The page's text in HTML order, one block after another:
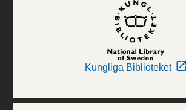
Kungliga Biblioteket